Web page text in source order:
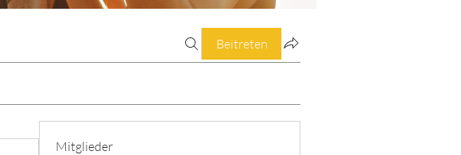
Beitreten
Mitglieder